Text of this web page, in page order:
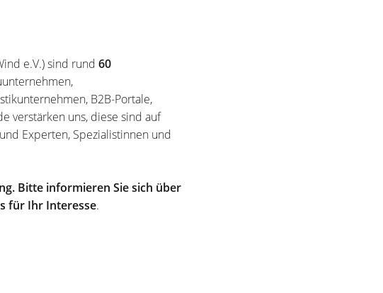
e.V.) sind rund 60
B2B-Portale,
verstärken uns, diese sind auf
Experten, Spezialistinnen und
Bitte informieren Sie sich über
für Ihr Interesse.